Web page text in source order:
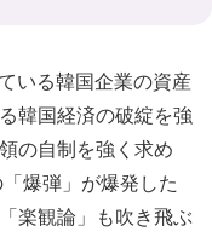
いる韓国企業の資産
韓国経済の破綻を強
の自制を強く求め
爆弾」が爆発した
楽観論」も吹き飛ぶ